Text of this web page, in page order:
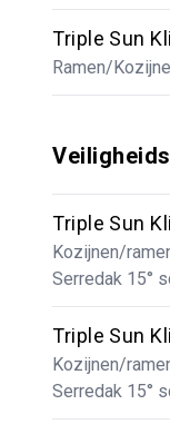
Triple Sun
Ramen/
Triple Sun
Kozijnen/
Serredak 15°
Triple Sun
Kozijnen/
Serredak 15°